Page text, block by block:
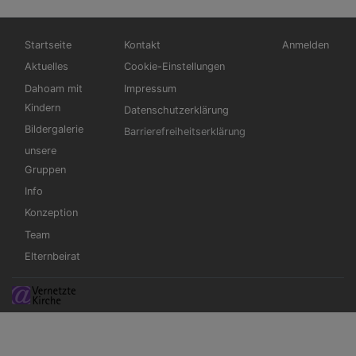
Hauptnavigation
Startseite
Aktuelles
Dahoam mit
Kindern
Bildergalerie
unsere
Gruppen
Info
Konzeption
Team
Elternbeirat
Fußbereichsmenü
Kontakt
Cookie-Einstellungen
Impressum
Datenschutzerklärung
Barrierefreiheitserklärung
Anmelden